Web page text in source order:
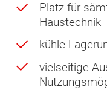
Platz für
Haustechnik
kühle
vielseitige